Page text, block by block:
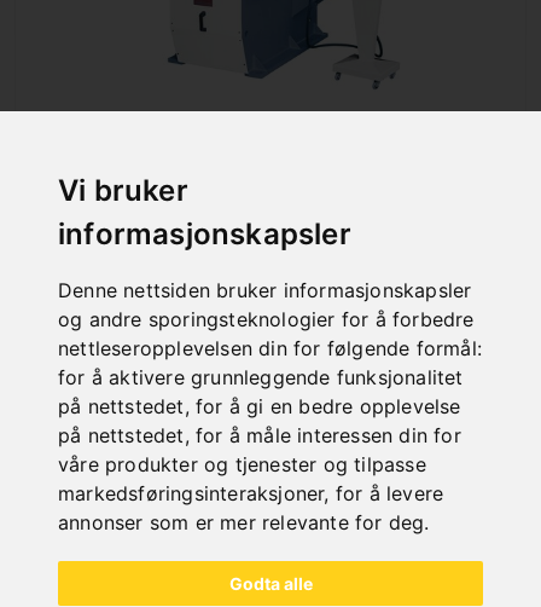
Vi bruker
informasjonskapsler
Denne nettsiden bruker informasjonskapsler
og andre sporingsteknologier for å forbedre
nettleseropplevelsen din for følgende formål:
for å aktivere grunnleggende funksjonalitet
på nettstedet,for å gi en bedre opplevelse
på nettstedet,for å måle interessen din for
våre produkter og tjenester og tilpasse
markedsføringsinteraksjoner, for å levere
annonser som er mer relevante for deg.
Godta alle
Art. No. : 06-2142
Price on request
Out of Stock